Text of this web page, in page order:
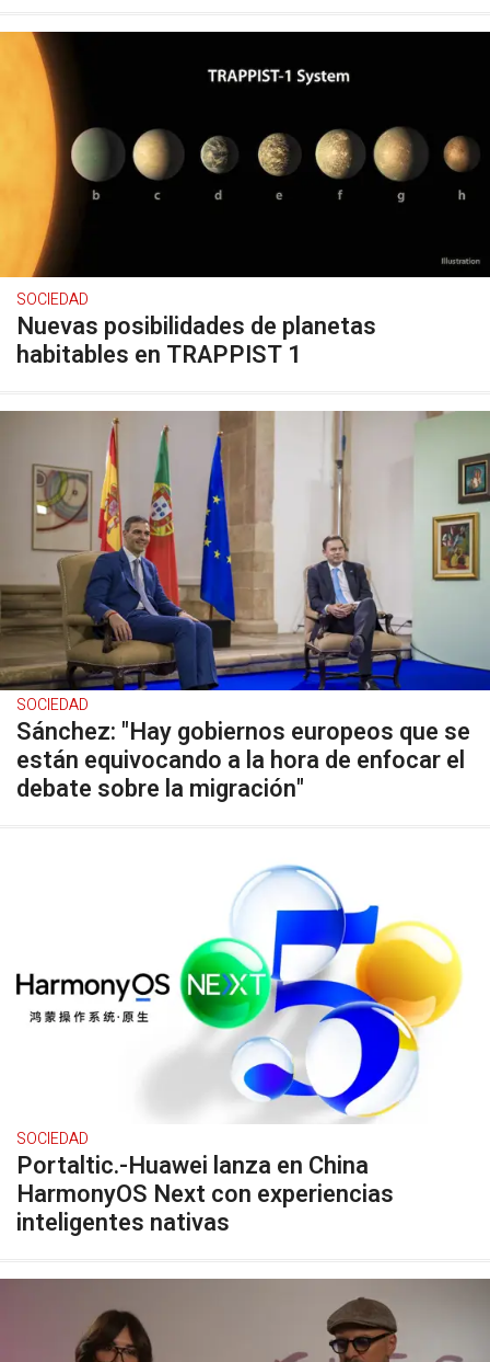
SOCIEDAD
Nuevas posibilidades de planetas
habitables en TRAPPIST 1
SOCIEDAD
Sánchez: "Hay gobiernos europeos que se
están equivocando a la hora de enfocar el
debate sobre la migración"
SOCIEDAD
Portaltic.-Huawei lanza en China
HarmonyOS Next con experiencias
inteligentes nativas